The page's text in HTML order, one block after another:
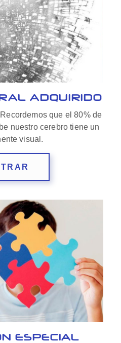
ADQUIRIDO
que el 80% de
nuestro cerebro tiene un
visual.
ESPECIAL